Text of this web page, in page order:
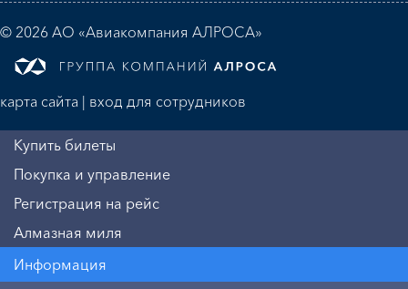
© 2026 АО «Авиакомпания АЛРОСА»
карта сайта | вход для сотрудников
Купить билеты
Покупка и управление
Регистрация на рейс
Алмазная миля
Информация